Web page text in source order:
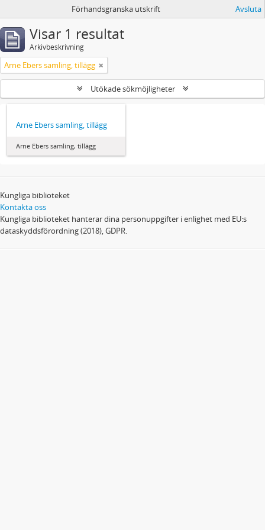
Förhandsgranska utskrift Avsluta
Visar 1 resultat
Arkivbeskrivning
Arne Ebers samling, tillägg
Utökade sökmöjligheter
Arne Ebers samling, tillägg
Arne Ebers samling, tillägg
Kungliga biblioteket
Kontakta oss
Kungliga biblioteket hanterar dina personuppgifter i enlighet med EU:s
dataskyddsförordning (2018), GDPR.